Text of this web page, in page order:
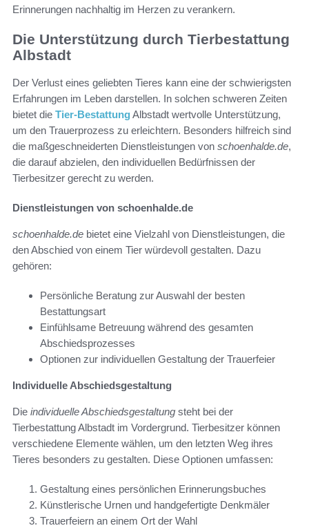
Erinnerungen nachhaltig im Herzen zu verankern.
Die Unterstützung durch Tierbestattung
Albstadt
Der Verlust eines geliebten Tieres kann eine der schwierigsten
Erfahrungen im Leben darstellen. In solchen schweren Zeiten
bietet die Tier-BestattungAlbstadt wertvolle Unterstützung,
um den Trauerprozess zu erleichtern. Besonders hilfreich sind
die maßgeschneiderten Dienstleistungen von schoenhalde.de,
die darauf abzielen, den individuellen Bedürfnissen der
Tierbesitzer gerecht zu werden.
Dienstleistungen von schoenhalde.de
schoenhalde.de bietet eine Vielzahl von Dienstleistungen, die
den Abschied von einem Tier würdevoll gestalten. Dazu
gehören:
Persönliche Beratung zur Auswahl der besten
Bestattungsart
Einfühlsame Betreuung während des gesamten
Abschiedsprozesses
Optionen zur individuellen Gestaltung der Trauerfeier
Individuelle Abschiedsgestaltung
Die individuelle Abschiedsgestaltung steht bei der
Tierbestattung Albstadt im Vordergrund. Tierbesitzer können
verschiedene Elemente wählen, um den letzten Weg ihres
Tieres besonders zu gestalten. Diese Optionen umfassen:
Gestaltung eines persönlichen Erinnerungsbuches
Künstlerische Urnen und handgefertigte Denkmäler
Trauerfeiern an einem Ort der Wahl